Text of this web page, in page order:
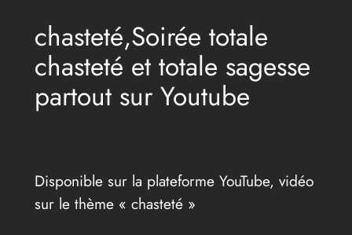
chasteté,Soirée totale
chasteté et totale sagesse
partout sur Youtube
Disponible sur la plateforme YouTube, vidéo
sur le thème « chasteté »